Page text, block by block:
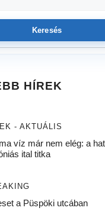
Keresés
HÍREK
- AKTUÁLIS
víz már nem elég: a
ital titka
a Püspöki utcában